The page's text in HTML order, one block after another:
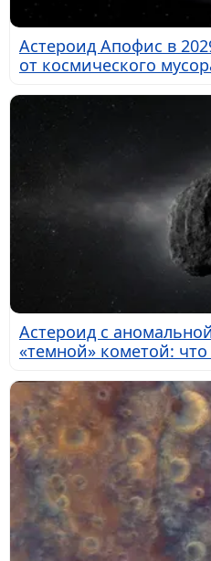
Астероид Апофис в
от космического
Астероид с
«темной» кометой: